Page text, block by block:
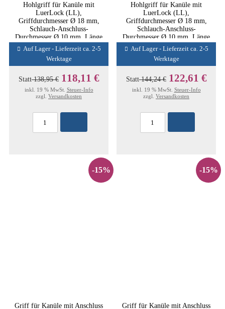
Hohlgriff für Kanüle mit
LuerLock (LL),
Griffdurchmesser Ø 18 mm,
Schlauch-Anschluss-
Durchmesser Ø 10 mm, Länge
16,5 cm / 6-1/2"
Auf Lager - Lieferzeit ca. 2-5
Werktage
Statt138,95 € 118,11 €
inkl. 19 % MwSt. Steuer-Info
zzgl. Versandkosten
Hohlgriff für Kanüle mit
LuerLock (LL),
Griffdurchmesser Ø 18 mm,
Schlauch-Anschluss-
Durchmesser Ø 10 mm, Länge
16,5 cm / 6-1/2", mit
Saugunterbrecher
Auf Lager - Lieferzeit ca. 2-5
Werktage
Statt144,24 € 122,61 €
inkl. 19 % MwSt. Steuer-Info
zzgl. Versandkosten
-15%
Griff für Kanüle mit Anschluss
-15%
Griff für Kanüle mit Anschluss